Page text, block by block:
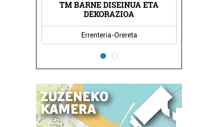
TM BARNE DISEINUA ETA
DEKORAZIOA
Errenteria-Orereta